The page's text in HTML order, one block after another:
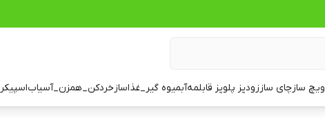
سازچای ساززودپز پلوپز قابلمهآبمیوه گیر_غذاسازخردکن_همزن_آسیاباسپیکر